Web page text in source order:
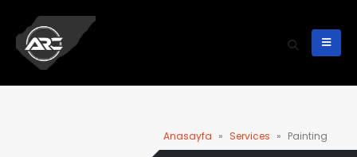
Anasayfa » Services » Painting